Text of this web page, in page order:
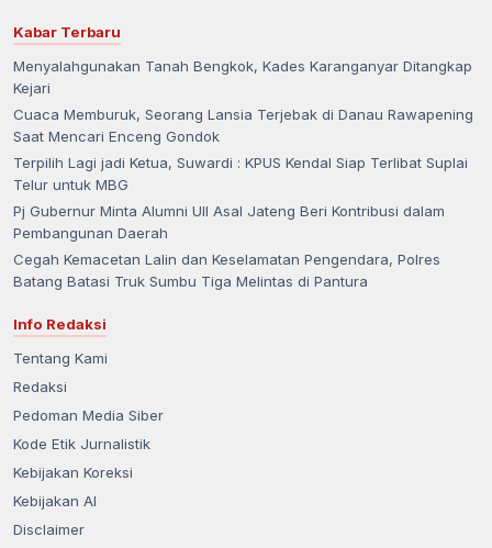
Kabar Terbaru
Menyalahgunakan Tanah Bengkok, Kades Karanganyar Ditangkap
Kejari
Cuaca Memburuk, Seorang Lansia Terjebak di Danau Rawapening
Saat Mencari Enceng Gondok
Terpilih Lagi jadi Ketua, Suwardi : KPUS Kendal Siap Terlibat Suplai
Telur untuk MBG
Pj Gubernur Minta Alumni UII Asal Jateng Beri Kontribusi dalam
Pembangunan Daerah
Cegah Kemacetan Lalin dan Keselamatan Pengendara, Polres
Batang Batasi Truk Sumbu Tiga Melintas di Pantura
Info Redaksi
Tentang Kami
Redaksi
Pedoman Media Siber
Kode Etik Jurnalistik
Kebijakan Koreksi
Kebijakan AI
Disclaimer